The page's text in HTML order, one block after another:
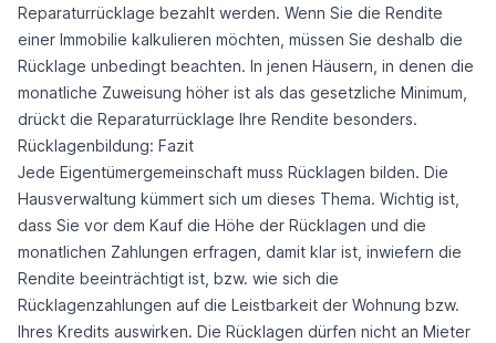
Reparaturrücklage bezahlt werden. Wenn Sie die Rendite
einer Immobilie kalkulieren möchten, müssen Sie deshalb die
Rücklage unbedingt beachten. In jenen Häusern, in denen die
monatliche Zuweisung höher ist als das gesetzliche Minimum,
drückt die Reparaturrücklage Ihre Rendite besonders.
Rücklagenbildung: Fazit
Jede Eigentümergemeinschaft muss Rücklagen bilden. Die
Hausverwaltung kümmert sich um dieses Thema. Wichtig ist,
dass Sie vor dem Kauf die Höhe der Rücklagen und die
monatlichen Zahlungen erfragen, damit klar ist, inwiefern die
Rendite beeinträchtigt ist, bzw. wie sich die
Rücklagenzahlungen auf die Leistbarkeit der Wohnung bzw.
Ihres Kredits auswirken. Die Rücklagen dürfen nicht an Mieter